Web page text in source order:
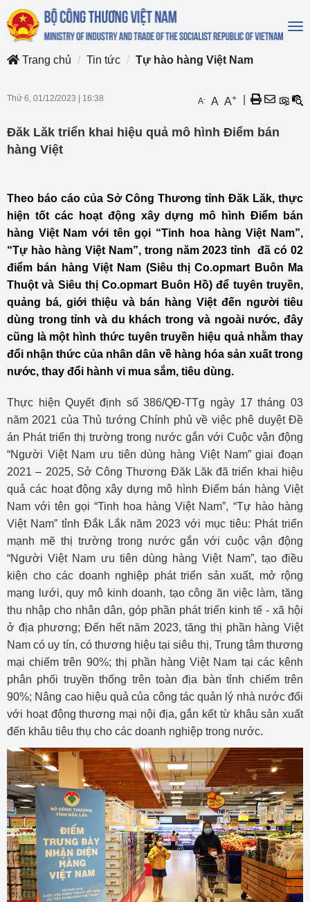
Trang chủ
Tin tức Tự hào hàng Việt Nam
Thứ 6, 01/12/2023 16:38 A- A A+
Đăk Lăk triển khai hiệu quả mô hình Điểm bán
hàng Việt
Theo báo cáo của Sở Công Thương tỉnh Đăk Lăk, thực
hiện tốt các hoạt động xây dựng mô hình Điểm bán
hàng Việt Nam với tên gọi “Tinh hoa hàng Việt Nam”,
“Tự hào hàng Việt Nam”, trong năm 2023 tỉnh đã có 02
điểm bán hàng Việt Nam (Siêu thị Co.opmart Buôn Ma
Thuột và Siêu thị Co.opmart Buôn Hồ) để tuyên truyền,
quảng bá, giới thiệu và bán hàng Việt đến người tiêu
dùng trong tỉnh và du khách trong và ngoài nước, đây
cũng là một hình thức tuyên truyền hiệu quả nhằm thay
đổi nhận thức của nhân dân về hàng hóa sản xuất trong
nước, thay đổi hành vi mua sắm, tiêu dùng.
Thực hiện Quyết định số 386/QĐ-TTg ngày 17 tháng 03
năm 2021 của Thủ tướng Chính phủ về việc phê duyệt Đề
án Phát triển thị trường trong nước gắn với Cuộc vận động
“Người Việt Nam ưu tiên dùng hàng Việt Nam” giai đoạn
2021 – 2025, Sở Công Thương Đăk Lăk đã triển khai hiệu
quả các hoạt động xây dựng mô hình Điểm bán hàng Việt
Nam với tên gọi “Tinh hoa hàng Việt Nam”, “Tự hào hàng
Việt Nam” tỉnh Đắk Lắk năm 2023 với mục tiêu: Phát triển
mạnh mẽ thị trường trong nước gắn với cuộc vận động
“Người Việt Nam ưu tiên dùng hàng Việt Nam”, tạo điều
kiện cho các doanh nghiệp phát triển sản xuất, mở rộng
mạng lưới, quy mô kinh doanh, tạo công ăn việc làm, tăng
thu nhập cho nhân dân, góp phần phát triển kinh tế - xã hội
ở địa phương; Đến hết năm 2023, tăng thị phần hàng Việt
Nam có uy tín, có thương hiệu tại siêu thị, Trung tâm thương
mại chiếm trên 90%; thị phần hàng Việt Nam tại các kênh
phân phối truyền thống trên toàn địa bàn tỉnh chiếm trên
90%; Nâng cao hiệu quả của công tác quản lý nhà nước đối
với hoạt động thương mại nội địa, gắn kết từ khâu sản xuất
đến khâu tiêu thụ cho các doanh nghiệp trong nước.